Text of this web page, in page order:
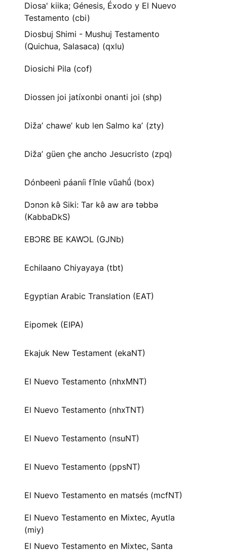
Diosa' kiika; Génesis, Éxodo y El Nuevo
Testamento (cbi)
Diosbuj Shimi - Mushuj Testamento
(Quichua, Salasaca) (qxlu)
Diosichi Pila (cof)
Diossen joi jatíxonbi onanti joi (shp)
Dižaʼ chaweʼ kub len Salmo kaʼ (zty)
Dižaʼ güen c̱he ancho Jesucristo (zpq)
Dónbeenì páaníi fĩnle vũahṹ (box)
Dɔnɔn kə̂ Siki: Tar kə̂ aw arə təbbə
(KabbaDkS)
EBƆRƐ BE KAWƆL (GJNb)
Echilaano Chiyayaya (tbt)
Egyptian Arabic Translation (EAT)
Eipomek (EIPA)
Ekajuk New Testament (ekaNT)
El Nuevo Testamento (nhxMNT)
El Nuevo Testamento (nhxTNT)
El Nuevo Testamento (nsuNT)
El Nuevo Testamento (ppsNT)
El Nuevo Testamento en matsés (mcfNT)
El Nuevo Testamento en Mixtec, Ayutla
(miy)
El Nuevo Testamento en Mixtec, Santa